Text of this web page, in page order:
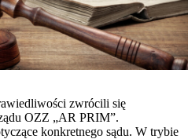
zwrócili się
OZZ „AR PRIM”.
konkretnego sądu. W trybie